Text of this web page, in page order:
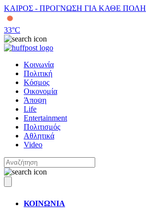
ΚΑΙΡΟΣ - ΠΡΟΓΝΩΣΗ ΓΙΑ ΚΑΘΕ ΠΟΛΗ
33°C
Κοινωνία
Πολιτική
Κόσμος
Οικονομία
Άποψη
Life
Entertainment
Πολιτισμός
Αθλητικά
Video
ΚΟΙΝΩΝΙΑ